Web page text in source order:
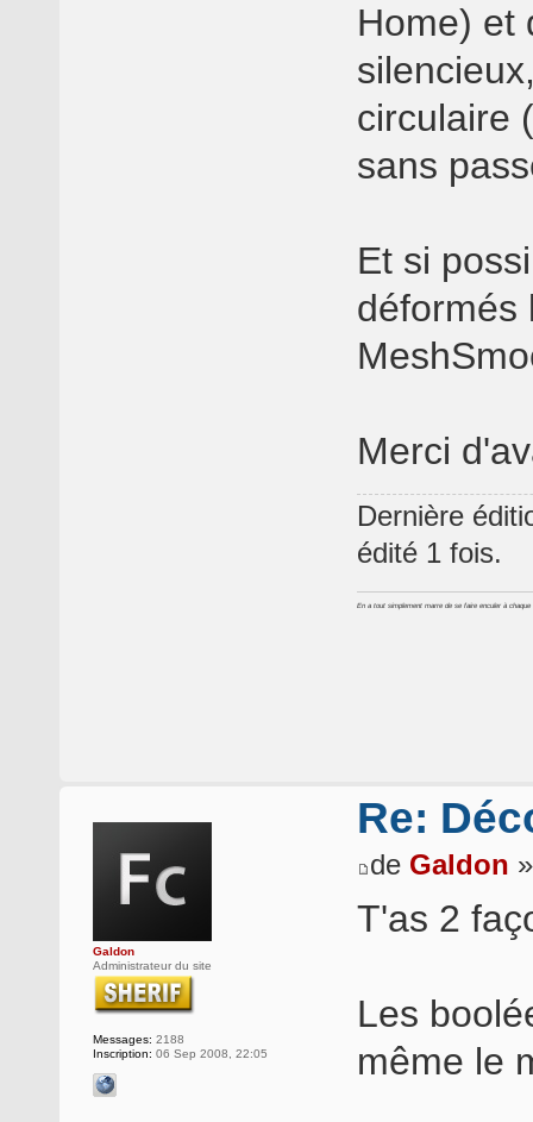
Home) et
circulaire
sans
Et si
déformés
Merci
Dernière
édité 1 fois.
En a tout simplement marre de se faire enculer à
Galdon
Administrateur du site
Messages: 2188
Inscription: 06 Sep 2008, 22:05
Re:
de Galdon
T'as 2
Les
même le